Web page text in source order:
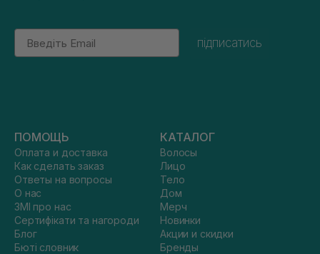
Email
підписатись
ПОМОЩЬ
Оплата и доставка
Как сделать заказ
Ответы на вопросы
О нас
ЗМІ про нас
Сертифікати та нагороди
Блог
Бюті словник
КАТАЛОГ
Волосы
Лицо
Тело
Дом
Мерч
Новинки
Акции и скидки
Бренды